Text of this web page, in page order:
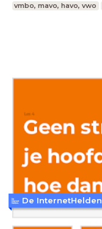
vmbo, mavo, havo, vwo
De InternetHelden